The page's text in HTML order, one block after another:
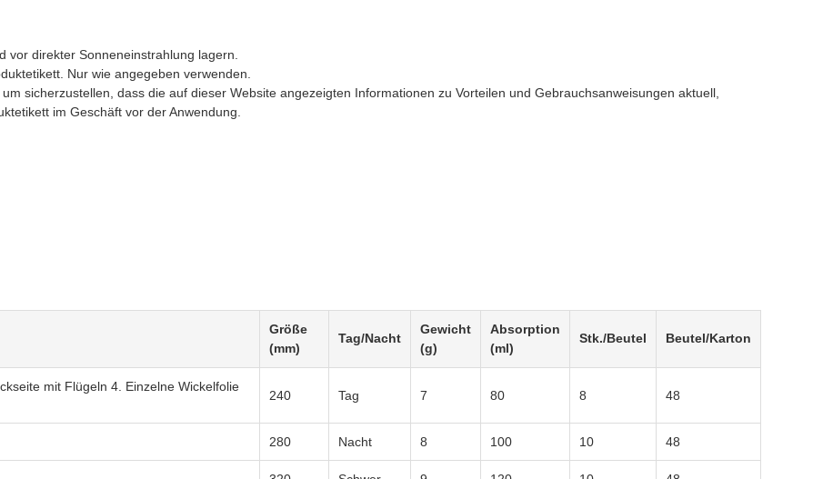
vor direkter Sonneneinstrahlung lagern.
Nur wie angegeben verwenden.
sicherzustellen, dass die auf dieser Website angezeigten Informationen zu Vorteilen und Gebrauchsanweisungen aktuell,
im Geschäft vor der Anwendung.
Größe
(mm)
Tag/Nacht
Gewicht
(g)
Absorption
(ml)
Stk./Beutel Beutel/Karton
mit Flügeln 4. Einzelne Wickelfolie
240 Tag 7 80 8 48
280 Nacht 8 100 10 48